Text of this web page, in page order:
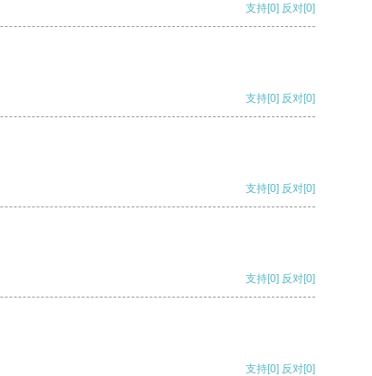
支持[0] 反对[0]
支持[0] 反对[0]
支持[0] 反对[0]
支持[0] 反对[0]
支持[0] 反对[0]